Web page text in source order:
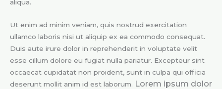
aliqua.
Ut enim ad minim veniam, quis nostrud exercitation
ullamco laboris nisi ut aliquip ex ea commodo consequat.
Duis aute irure dolor in reprehenderit in voluptate velit
esse cillum dolore eu fugiat nulla pariatur. Excepteur sint
occaecat cupidatat non proident, sunt in culpa qui officia
deserunt mollit anim id est laborum. Lorem ipsum dolor